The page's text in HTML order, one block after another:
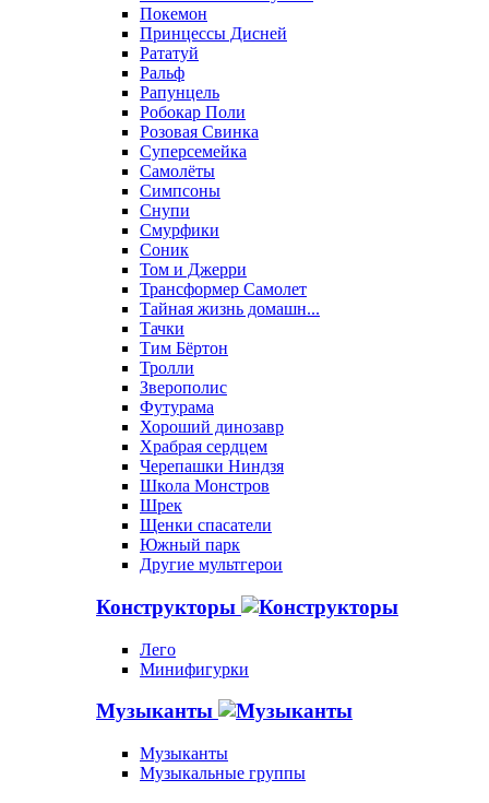
Покемон
Принцессы Дисней
Рататуй
Ральф
Рапунцель
Робокар Поли
Розовая Свинка
Суперсемейка
Самолёты
Симпсоны
Снупи
Смурфики
Соник
Том и Джерри
Трансформер Самолет
Тайная жизнь домашн...
Тачки
Тим Бёртон
Тролли
Зверополис
Футурама
Хороший динозавр
Храбрая сердцем
Черепашки Ниндзя
Школа Монстров
Шрек
Щенки спасатели
Южный парк
Другие мультгерои
Конструкторы
Лего
Минифигурки
Музыканты
Музыканты
Музыкальные группы